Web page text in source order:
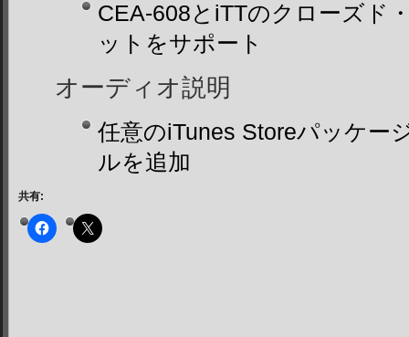
CEA-608とiTTのクローズド
ットをサポート
オーディオ説明
任意のiTunes Storeパッケー
ルを追加
共有: